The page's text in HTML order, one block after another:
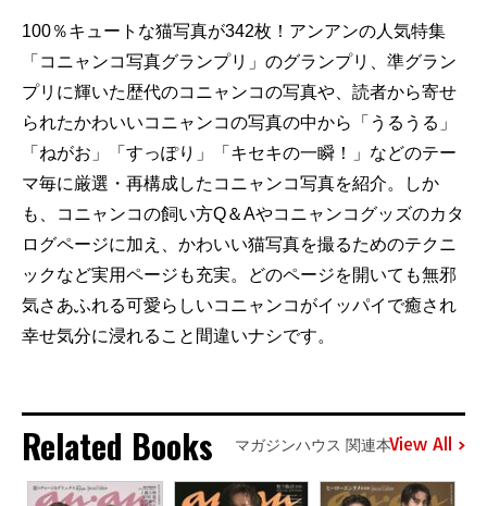
100％キュートな猫写真が342枚！アンアンの人気特集
「コニャンコ写真グランプリ」のグランプリ、準グラン
プリに輝いた歴代のコニャンコの写真や、読者から寄せ
られたかわいいコニャンコの写真の中から「うるうる」
「ねがお」「すっぽり」「キセキの一瞬！」などのテー
マ毎に厳選・再構成したコニャンコ写真を紹介。しか
も、コニャンコの飼い方Q＆Aやコニャンコグッズのカタ
ログページに加え、かわいい猫写真を撮るためのテクニ
ックなど実用ページも充実。どのページを開いても無邪
気さあふれる可愛らしいコニャンコがイッパイで癒され
幸せ気分に浸れること間違いナシです。
Related Books マガジンハウス 関連本View All